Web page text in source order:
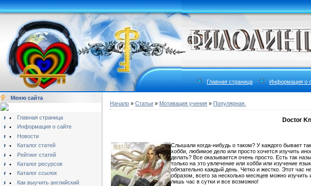
Главная страница Информация о
Меню сайта
Главная страница
Информация о сайте
Новости
Каталог статей
Рейтинг статей
Каталог ресурсов
Каталог ссылок
Как выучить английский
Начало » Статьи » Мотивация учения » Популярная.
Doctor
Слышали когда-нибудь о таком? У каждого бывает
хобби, любимое дело или просто хочется изучить
делать? Все оказывается очень просто. Есть так
только на это увлечение или хобби или изучение
обязательно каждый день. Четко и жестко. Этот час
образом, всего за несколько месяцев можно
лишь час в сутки и все возможно!